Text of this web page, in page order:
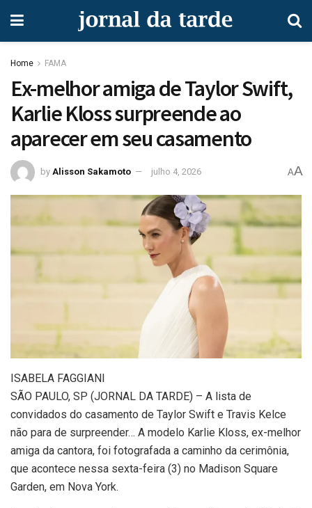
Home FAMA
Ex-melhor amiga de Taylor Swift,
Karlie Kloss surpreende ao
aparecer em seu casamento
by Alisson Sakamoto julho 4, 2026 AA
ISABELA FAGGIANI
SÃO PAULO, SP (JORNAL DA TARDE) – A lista de
convidados do casamento de Taylor Swift e Travis Kelce
não para de surpreender… A modelo Karlie Kloss, ex-melhor
amiga da cantora, foi fotografada a caminho da cerimônia,
que acontece nessa sexta-feira (3) no Madison Square
Garden, em Nova York.